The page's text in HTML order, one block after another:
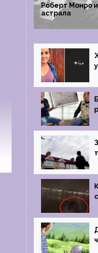
Роберт Монро
астрала